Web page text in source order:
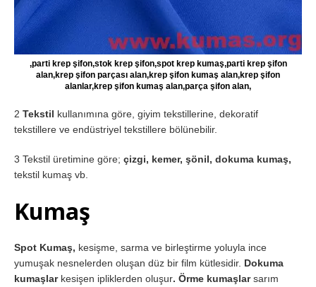
,parti krep şifon,stok krep şifon,spot krep kumaş,parti krep şifon
alan,krep şifon parçası alan,krep şifon kumaş alan,krep şifon
alanlar,krep şifon kumaş alan,parça şifon alan,
2 Tekstil kullanımına göre, giyim tekstillerine, dekoratif
tekstillere ve endüstriyel tekstillere bölünebilir.
3 Tekstil üretimine göre; çizgi, kemer, şönil, dokuma kumaş,
tekstil kumaş vb.
Kumaş
Spot Kumaş, kesişme, sarma ve birleştirme yoluyla ince
yumuşak nesnelerden oluşan düz bir film kütlesidir. Dokuma
kumaşlarkesişen ipliklerden oluşur. Örme kumaşlarsarım